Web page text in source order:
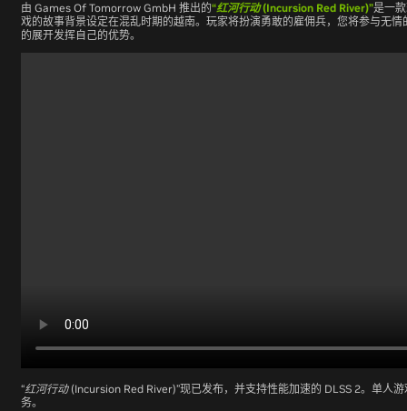
由 Games Of Tomorrow GmbH 推出的“红河行动 (Incursion Red River)”是一
戏的故事背景设定在混乱时期的越南。玩家将扮演勇敢的雇佣兵，您将参与无
的展开发挥自己的优势。
“红河行动 (Incursion Red River)”现已发布，并支持性能加速的 DLSS 2。单人
务。